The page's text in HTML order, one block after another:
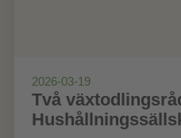
2026-03-19
Två